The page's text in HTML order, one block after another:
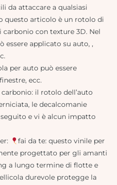
da attaccare a qualsiasi
questo articolo è un rotolo di
con texture 3D. Nel
applicato su auto, ,
per auto può essere
ecc.
il rotolo dell’auto
le decalcomanie
e vi è alcun impatto
fai da te: questo vinile per
progettato per gli amanti
a lungo termine di flotte e
durevole protegge la